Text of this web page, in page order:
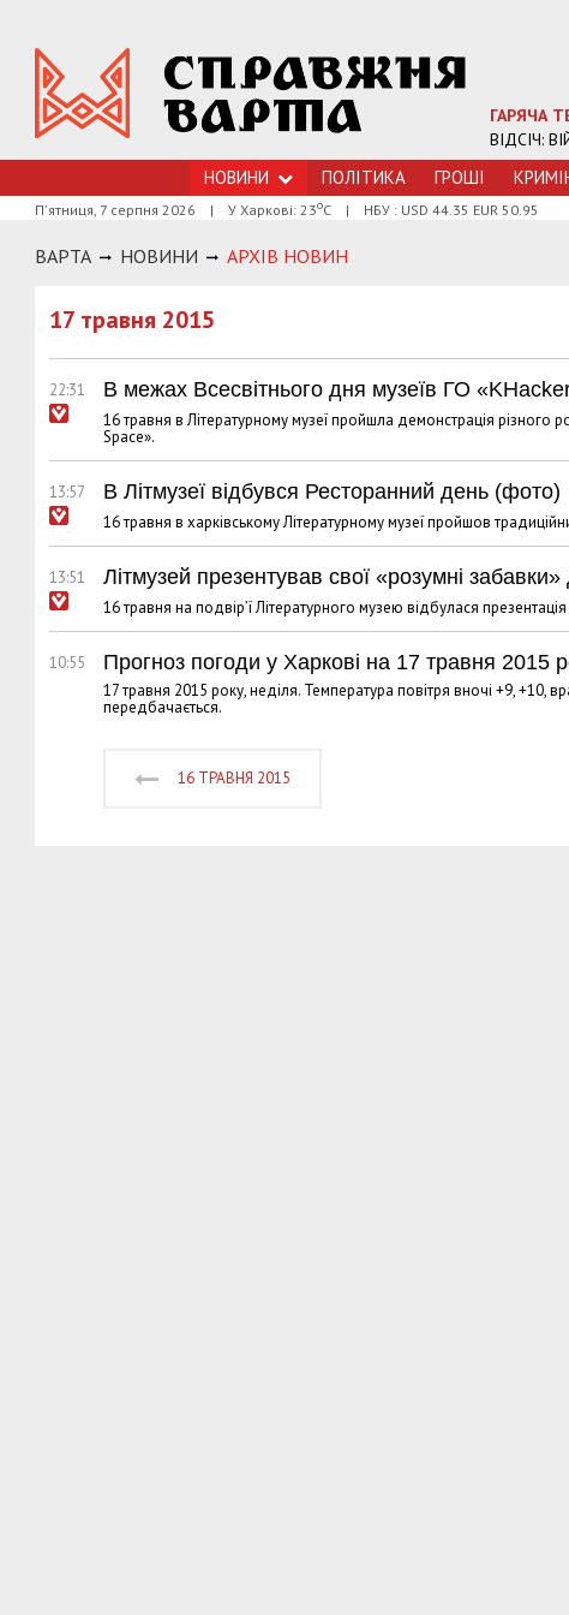
ГАРЯЧА
ВІДСІЧ:
НОВИНИ ПОЛІТИКА ГРОШI
П'ятниця, 7 серпня 2026 | У Харкові: 23оС | НБУ : USD 44.35 EUR 50.95
ВАРТА НОВИНИ АРХIВ НОВИН
17 травня 2015
22:31 В межах Всесвітнього дня музеїв ГО
16 травня в Літературному музеї пройшла демонстрація
Space».
13:57 В Літмузеї відбувся Ресторанний день (фото)
16 травня в харківському Літературному музеї пройшов
13:51 Літмузей презентував свої «розумні
16 травня на подвір’ї Літературного музею відбулася
10:55 Прогноз погоди у Харкові на 17 травня 2015
17 травня 2015 року, неділя. Температура повітря вночі +9, +10,
передбачається.
16 ТРАВНЯ 2015